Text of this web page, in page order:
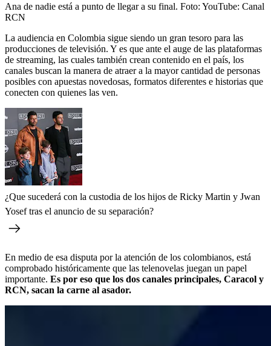
Ana de nadie está a punto de llegar a su final. Foto: YouTube: Canal
RCN
La audiencia en Colombia sigue siendo un gran tesoro para las
producciones de televisión. Y es que ante el auge de las plataformas
de streaming, las cuales también crean contenido en el país, los
canales buscan la manera de atraer a la mayor cantidad de personas
posibles con apuestas novedosas, formatos diferentes e historias que
conecten con quienes las ven.
¿Que sucederá con la custodia de los hijos de Ricky Martin y Jwan
Yosef tras el anuncio de su separación?
En medio de esa disputa por la atención de los colombianos, está
comprobado históricamente que las telenovelas juegan un papel
importante. Es por eso que los dos canales principales, Caracol y
RCN, sacan la carne al asador.